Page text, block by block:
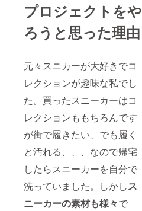
プロジェクトをや
ろうと思った理由
元々スニカーが大好きでコ
レクションが趣味な私でし
た。買ったスニーカーはコ
レクションももちろんです
が街で履きたい、でも履く
と汚れる、、、なので帰宅
したらスニーカーを自分で
洗っていました。しかしス
ニーカーの素材も様々で